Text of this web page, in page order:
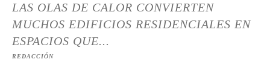
LAS OLAS DE CALOR CONVIERTEN
MUCHOS EDIFICIOS RESIDENCIALES EN
ESPACIOS QUE...
REDACCIÓN